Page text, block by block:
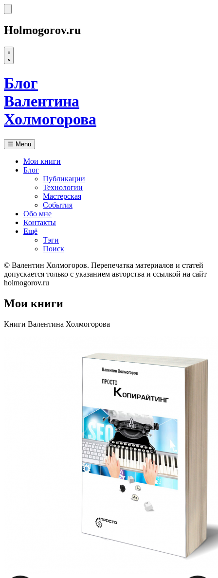
Holmogorov.ru
Блог
Валентина
Холмогорова
☰ Menu
Мои книги
Блог
Публикации
Технологии
Мастерская
События
Обо мне
Контакты
Ещё
Тэги
Поиск
© Валентин Холмогоров. Перепечатка материалов и статей
допускается только с указанием авторства и ссылкой на сайт
holmogorov.ru
Мои книги
Книги Валентина Холмогорова